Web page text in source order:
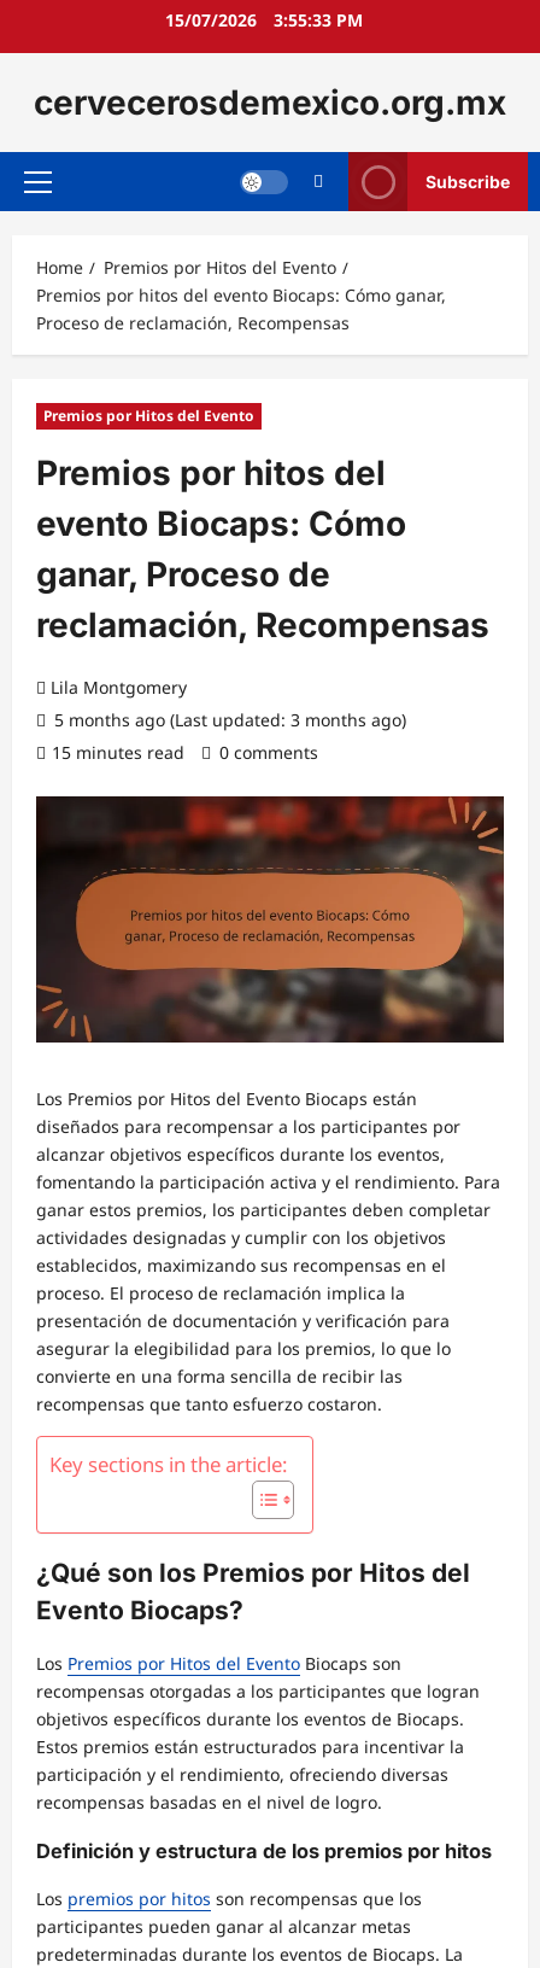
15/07/2026 3:55:34 PM
cervecerosdemexico.org.mx
Primary
Subscribe
Home
Premios por Hitos del Evento
Premios por hitos del evento Biocaps: Cómo ganar,
Proceso de reclamación, Recompensas
Premios por Hitos del Evento
Premios por hitos del
evento Biocaps: Cómo
ganar, Proceso de
reclamación, Recompensas
Lila Montgomery
5 months ago (Last updated: 3 months ago)
15 minutes read
0 comments
Los Premios por Hitos del Evento Biocaps están
diseñados para recompensar a los participantes por
alcanzar objetivos específicos durante los eventos,
fomentando la participación activa y el rendimiento. Para
ganar estos premios, los participantes deben completar
actividades designadas y cumplir con los objetivos
establecidos, maximizando sus recompensas en el
proceso. El proceso de reclamación implica la
presentación de documentación y verificación para
asegurar la elegibilidad para los premios, lo que lo
convierte en una forma sencilla de recibir las
recompensas que tanto esfuerzo costaron.
Key sections in the article:
¿Qué son los Premios por Hitos del
Evento Biocaps?
Los Premios por Hitos del Evento Biocaps son
recompensas otorgadas a los participantes que logran
objetivos específicos durante los eventos de Biocaps.
Estos premios están estructurados para incentivar la
participación y el rendimiento, ofreciendo diversas
recompensas basadas en el nivel de logro.
Definición y estructura de los premios por hitos
Los premios por hitos son recompensas que los
participantes pueden ganar al alcanzar metas
predeterminadas durante los eventos de Biocaps. La